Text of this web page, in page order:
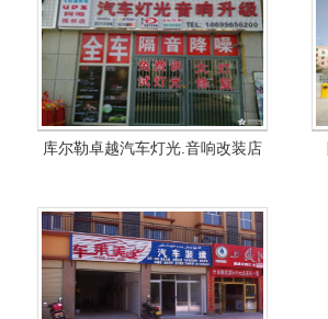
库尔勒卓越汽车灯光.音响改装店